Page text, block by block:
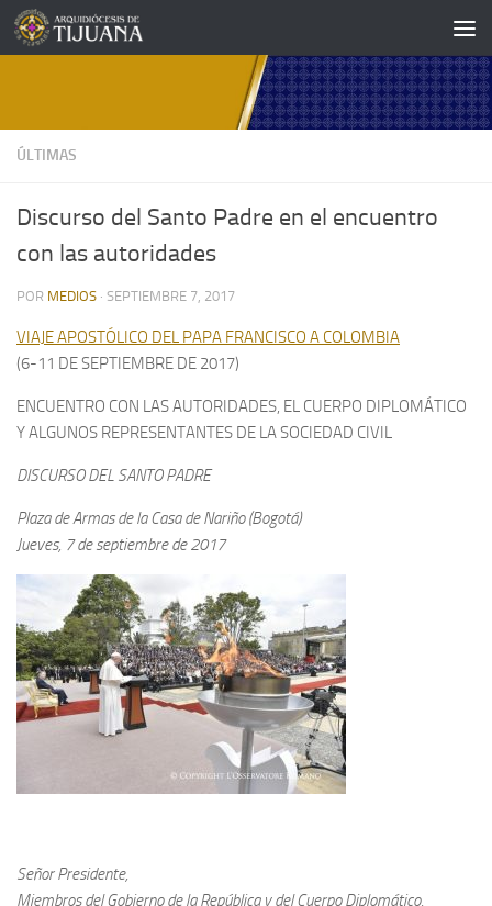
Saltar al contenido
ÚLTIMAS
Discurso del Santo Padre en el encuentro
con las autoridades
POR MEDIOS · SEPTIEMBRE 7, 2017
VIAJE APOSTÓLICO DEL PAPA FRANCISCO A COLOMBIA
(6-11 DE SEPTIEMBRE DE 2017)
ENCUENTRO CON LAS AUTORIDADES, EL CUERPO DIPLOMÁTICO
Y ALGUNOS REPRESENTANTES DE LA SOCIEDAD CIVIL
DISCURSO DEL SANTO PADRE
Plaza de Armas de la Casa de Nariño (Bogotá)
Jueves, 7 de septiembre de 2017
Señor Presidente,
Miembros del Gobierno de la República y del Cuerpo Diplomático,